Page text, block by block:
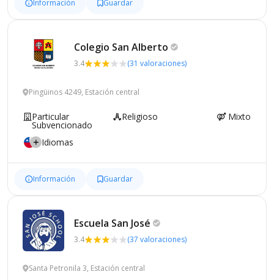
Información Guardar
Colegio San Alberto
3.4 (31 valoraciones)
Pingüinos 4249, Estación central
Particular
Subvencionado
Religioso Mixto
Idiomas
Información Guardar
Escuela San José
3.4 (37 valoraciones)
Santa Petronila 3, Estación central